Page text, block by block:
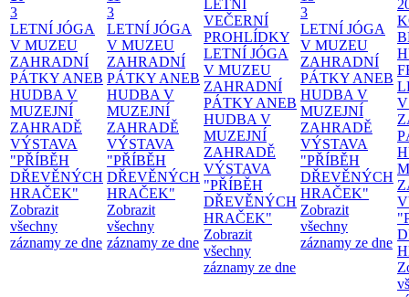
3
LETNÍ JÓGA
V MUZEU
ZAHRADNÍ
PÁTKY ANEB
HUDBA V
MUZEJNÍ
ZAHRADĚ
VÝSTAVA
"PŘÍBĚH
DŘEVĚNÝCH
HRAČEK"
Zobrazit
všechny
záznamy ze dne
3
LETNÍ JÓGA
V MUZEU
ZAHRADNÍ
PÁTKY ANEB
HUDBA V
MUZEJNÍ
ZAHRADĚ
VÝSTAVA
"PŘÍBĚH
DŘEVĚNÝCH
HRAČEK"
Zobrazit
všechny
záznamy ze dne
LETNÍ
VEČERNÍ
PROHLÍDKY
LETNÍ JÓGA
V MUZEU
ZAHRADNÍ
PÁTKY ANEB
HUDBA V
MUZEJNÍ
ZAHRADĚ
VÝSTAVA
"PŘÍBĚH
DŘEVĚNÝCH
HRAČEK"
Zobrazit
všechny
záznamy ze dne
3
LETNÍ JÓGA
V MUZEU
ZAHRADNÍ
PÁTKY ANEB
HUDBA V
MUZEJNÍ
ZAHRADĚ
VÝSTAVA
"PŘÍBĚH
DŘEVĚNÝCH
HRAČEK"
Zobrazit
všechny
záznamy ze dne